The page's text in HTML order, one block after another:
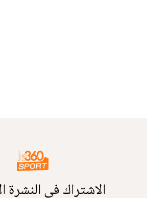
الاشتراك في النشرة